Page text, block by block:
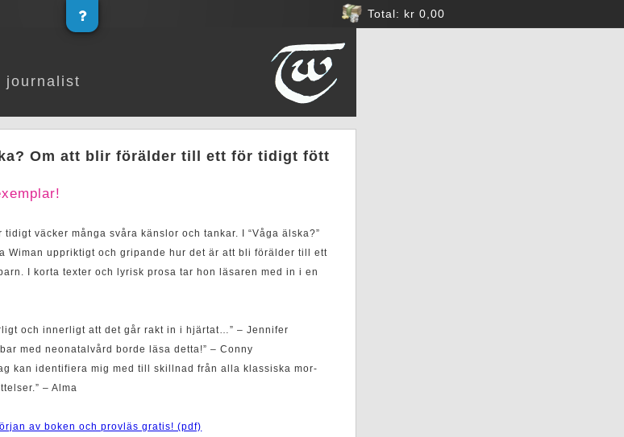
Total: kr 0,00
journalist
Om att blir förälder till ett för tidigt fött
tidigt väcker många svåra känslor och tankar. I “Våga älska?”
Wiman uppriktigt och gripande hur det är att bli förälder till ett
I korta texter och lyrisk prosa tar hon läsaren med in i en
och innerligt att det går rakt in i hjärtat…” – Jennifer
med neonatalvård borde läsa detta!” – Conny
kan identifiera mig med till skillnad från alla klassiska mor-
– Alma
av boken och provläs gratis! (pdf)